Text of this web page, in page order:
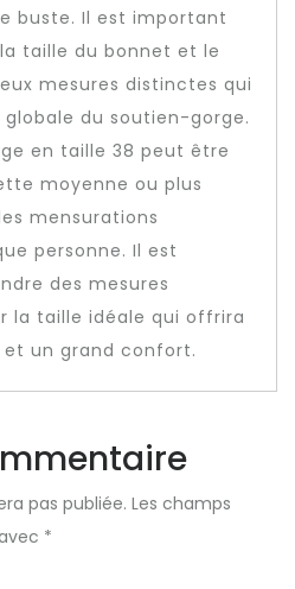
buste. Il est important
taille du bonnet et le
mesures distinctes qui
du soutien-gorge.
en taille 38 peut être
moyenne ou plus
mensurations
personne. Il est
des mesures
la taille idéale qui offrira
un grand confort.
pas publiée. Les champs
*